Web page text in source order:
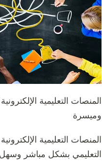
وميسرة
التعليمي بشكل مباشر وسهل